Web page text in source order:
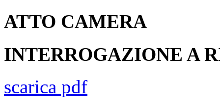
ATTO CAMERA
INTERROGAZIONE A
scarica pdf